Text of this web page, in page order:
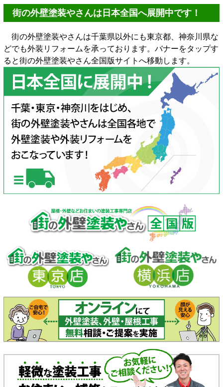
街の外壁塗装やさんは日本全国へ展開中です！
街の外壁塗装やさんは千葉県以外にも東京都、神奈川県な
どでも外装リフォームを承っております。バナーをタップす
ると街の外壁塗装やさん全国版サイトへ移動します。